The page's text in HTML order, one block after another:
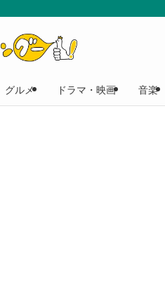
グルメ ドラマ・映画 音楽